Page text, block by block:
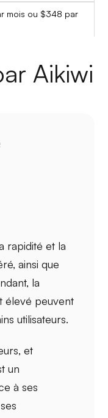
mois ou $348 par
Aikiwi
rapidité et la
ainsi que
la
élevé peuvent
utilisateurs.
, et
un
à ses